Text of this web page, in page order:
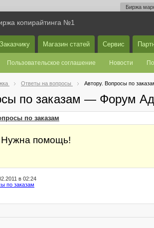
Биржа
копирайтинга №1
Заказчику Магазин статей Сервис
Пользовательское соглашение Новости
Ответы на вопросы Автору. Вопросы по
по заказам — Форум
по заказам
помощь!
в 02:24
по заказам